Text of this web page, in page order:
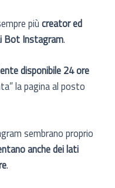
piùcreator ed
Bot Instagram.
disponibile 24 ore
la pagina al posto
sembrano proprio
anche dei lati
.